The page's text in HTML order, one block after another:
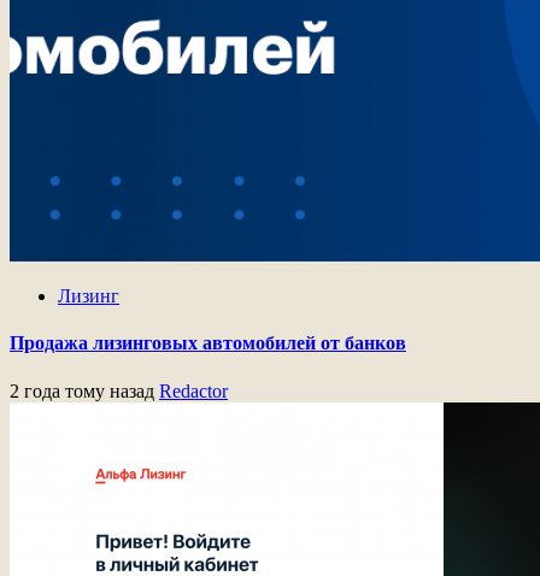
Лизинг
Продажа лизинговых автомобилей от банков
2 года тому назад Redactor